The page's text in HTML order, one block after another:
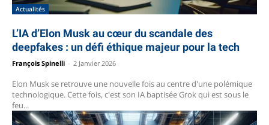
Actualités
L’IA d’Elon Musk au cœur du scandale des
deepfakes : un défi éthique majeur pour la tech
François Spinelli 2 Janvier 2026
Elon Musk se retrouve une nouvelle fois au centre d'une polémique
technologique. Cette fois, c'est son IA baptisée Grok qui est sous le
feu...